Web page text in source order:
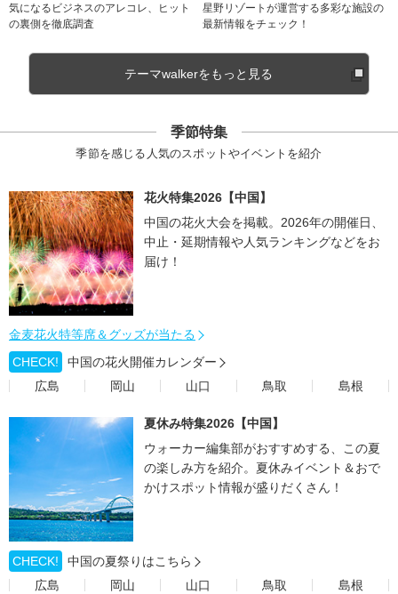
気になるビジネスのアレコレ、ヒット
の裏側を徹底調査
星野リゾートが運営する多彩な施設の
最新情報をチェック！
テーマwalkerをもっと見る
季節特集
季節を感じる人気のスポットやイベントを紹介
花火特集2026【中国】
中国の花火大会を掲載。2026年の開催日、
中止・延期情報や人気ランキングなどをお
届け！
金麦花火特等席＆グッズが当たる
CHECK!
中国の花火開催カレンダー
広島
岡山 山口 鳥取 島根
夏休み特集2026【中国】
ウォーカー編集部がおすすめする、この夏
の楽しみ方を紹介。夏休みイベント＆おで
かけスポット情報が盛りだくさん！
CHECK!
中国の夏祭りはこちら
広島
岡山 山口 鳥取 島根